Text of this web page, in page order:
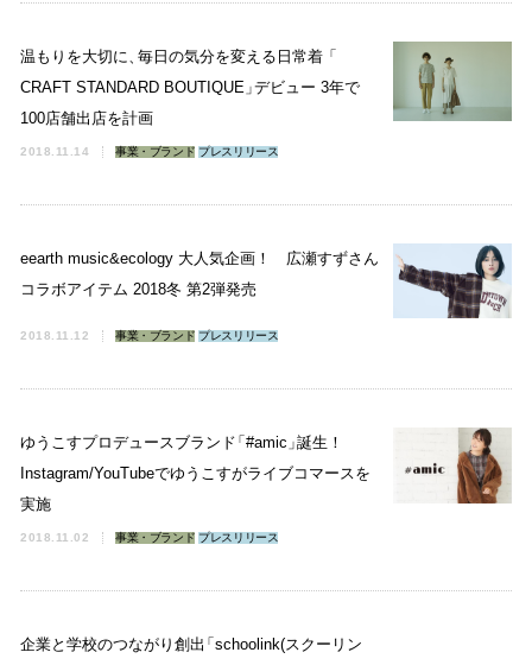
温もりを大切に、毎日の気分を変える日常着「
CRAFT STANDARD BOUTIQUE 」デビュー 3年で
100店舗出店を計画
2018.11.14 事業・ブランド プレスリリース
eearth music&ecology 大人気企画！ 広瀬すずさん
コラボアイテム 2018冬 第2弾発売
2018.11.12 事業・ブランド プレスリリース
ゆうこすプロデュースブランド「 #amic 」誕生！
Instagram/YouTubeでゆうこすがライブコマースを
実施
2018.11.02 事業・ブランド プレスリリース
企業と学校のつながり創出「 schoolink(スクーリン